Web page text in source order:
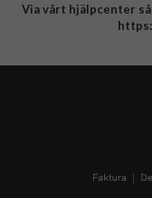
Integritetspolicy
Via vårt hjälpcenter